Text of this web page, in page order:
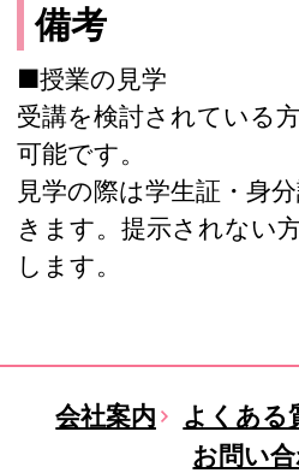
備考
■授業の見学
受講を検討されている
可能です。
見学の際は学生証・身
きます。提示されない
します。
会社案内 よくある
お問い